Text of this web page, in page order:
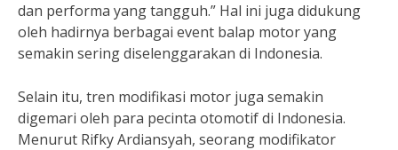
dan performa yang tangguh.” Hal ini juga didukung
oleh hadirnya berbagai event balap motor yang
semakin sering diselenggarakan di Indonesia.
Selain itu, tren modifikasi motor juga semakin
digemari oleh para pecinta otomotif di Indonesia.
Menurut Rifky Ardiansyah, seorang modifikator